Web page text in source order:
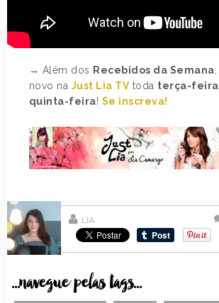
→ Além dos Recebidos da Semana
novo na Just Lia TVtoda terça-feira
quinta-feira! Se inscreva!
LIA
...navegue pelas tags...